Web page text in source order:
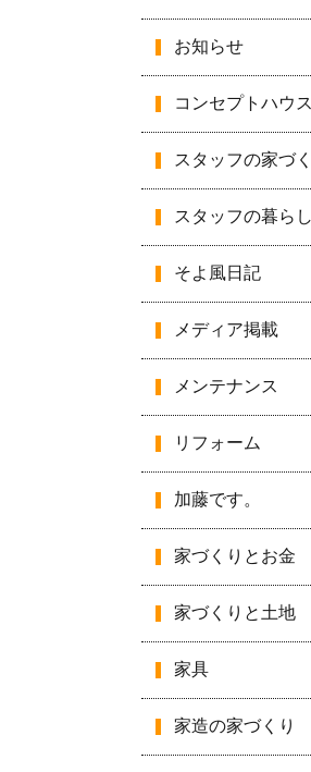
お知らせ
コンセプトハウス
スタッフの家づ
スタッフの暮らし
そよ風日記
メディア掲載
メンテナンス
リフォーム
加藤です。
家づくりとお金
家づくりと土地
家具
家造の家づくり